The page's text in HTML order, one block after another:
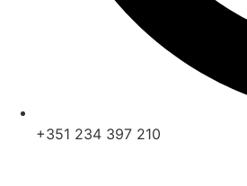
+351 234 397 210